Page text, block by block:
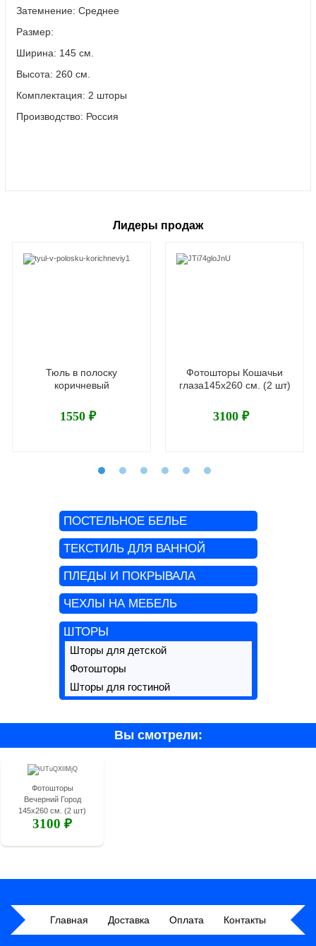
ПОСТЕЛЬНОЕ БЕЛЬЕ
ТЕКСТИЛЬ ДЛЯ ВАННОЙ
ПЛЕДЫ И ПОКРЫВАЛА
ЧЕХЛЫ НА МЕБЕЛЬ
ШТОРЫ
Шторы для детской
Фотошторы
Шторы для гостиной
Затемнение: Среднее
Размер:
Ширина: 145 см.
Высота: 260 см.
Комплектация: 2 шторы
Производство: Россия
Лидеры продаж
Тюль в полоску
коричневый
1550 ₽
Фотошторы Кошачьи
глаза145х260 см. (2 шт)
3100 ₽
Вы смотрели:
Фотошторы
Вечерний Город
145х260 см. (2 шт)
3100 ₽
Главная Доставка Оплата Контакты